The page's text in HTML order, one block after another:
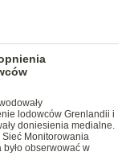
lodowców Grenlandii i
doniesienia medialne.
Sieć Monitorowania
obserwować w